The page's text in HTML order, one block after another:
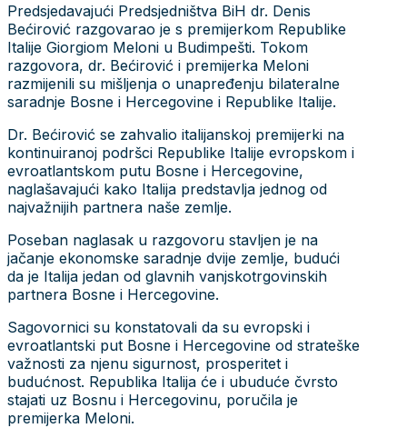
Predsjedavajući Predsjedništva BiH dr. Denis
Bećirović razgovarao je s premijerkom Republike
Italije Giorgiom Meloni u Budimpešti. Tokom
razgovora, dr. Bećirović i premijerka Meloni
razmijenili su mišljenja o unapređenju bilateralne
saradnje Bosne i Hercegovine i Republike Italije.
Dr. Bećirović se zahvalio italijanskoj premijerki na
kontinuiranoj podršci Republike Italije evropskom i
evroatlantskom putu Bosne i Hercegovine,
naglašavajući kako Italija predstavlja jednog od
najvažnijih partnera naše zemlje.
Poseban naglasak u razgovoru stavljen je na
jačanje ekonomske saradnje dvije zemlje, budući
da je Italija jedan od glavnih vanjskotrgovinskih
partnera Bosne i Hercegovine.
Sagovornici su konstatovali da su evropski i
evroatlantski put Bosne i Hercegovine od strateške
važnosti za njenu sigurnost, prosperitet i
budućnost. Republika Italija će i ubuduće čvrsto
stajati uz Bosnu i Hercegovinu, poručila je
premijerka Meloni.